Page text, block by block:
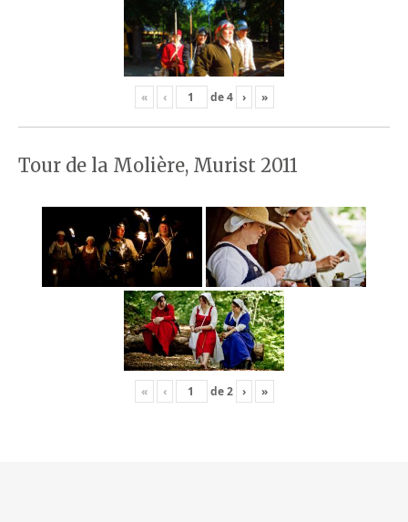
« ‹ de4 › »
Tour de la Molière, Murist 2011
« ‹ de2 › »